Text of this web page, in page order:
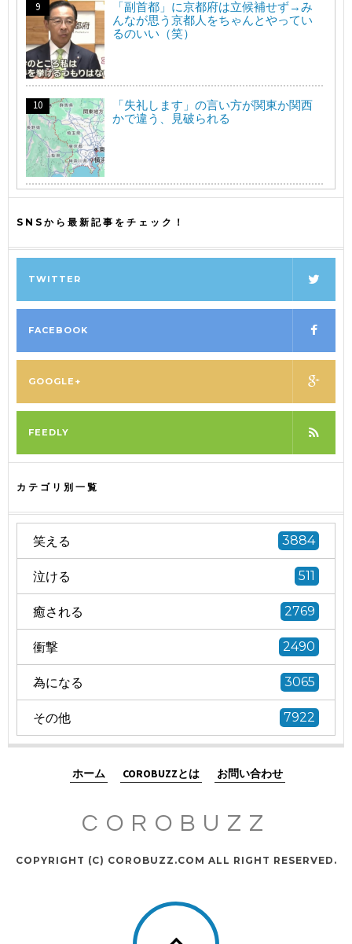
「副首都」に京都府は立候補せず→み
んなが思う京都人をちゃんとやってい
るのいい（笑）
「失礼します」の言い方が関東か関西
かで違う、見破られる
SNSから最新記事をチェック！
TWITTER
FACEBOOK
GOOGLE+
FEEDLY
カテゴリ別一覧
笑える 3884
泣ける 511
癒される 2769
衝撃 2490
為になる 3065
その他 7922
ホーム COROBUZZとは お問い合わせ
COROBUZZ
COPYRIGHT (C) COROBUZZ.COM ALL RIGHT RESERVED.